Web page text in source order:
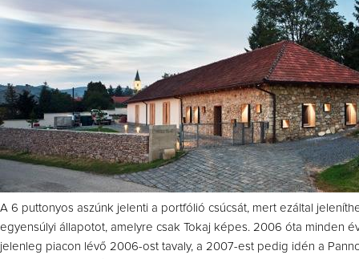
A 6 puttonyos aszúnk jelenti a portfólió csúcsát, mert ezáltal
egyensúlyi állapotot, amelyre csak Tokaj képes. 2006 óta minden
jelenleg piacon lévő 2006-ost tavaly, a 2007-est pedig idén a